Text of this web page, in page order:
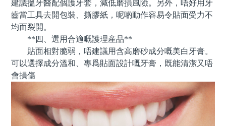
建議搵牙醫配個護牙套，減低磨損風險。另外，唔好用牙
齒當工具去開包裝、撕膠紙，呢啲動作容易令貼面受力不
均而裂開。
**四、選用合適嘅護理産品**
貼面相對脆弱，唔建議用含高磨砂成分嘅美白牙膏。
可以選擇成分溫和、專爲貼面設計嘅牙膏，既能清潔又唔
會損傷